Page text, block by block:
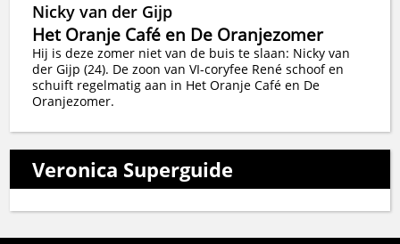
Nicky van der Gijp
Het Oranje Café en De Oranjezomer
Hij is deze zomer niet van de buis te slaan: Nicky van
der Gijp (24). De zoon van VI-coryfee René schoof en
schuift regelmatig aan in Het Oranje Café en De
Oranjezomer.
Veronica Superguide